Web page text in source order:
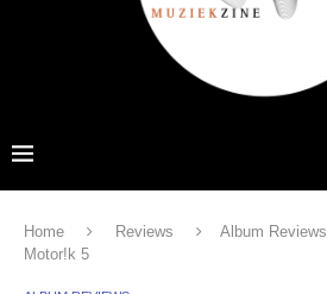
Home Reviews Album Reviews
Motor!k 5